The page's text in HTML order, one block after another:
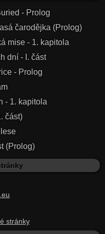
- Prolog
čarodějka (Prolog)
mise - 1. kapitola
dní - I. část
- Prolog
- 1. kapitola
část)
(Prolog)
stránky